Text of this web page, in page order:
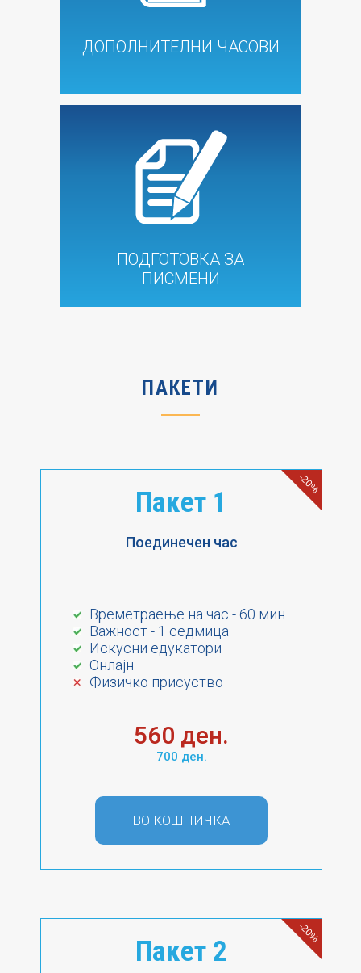
ДОПОЛНИТЕЛНИ ЧАСОВИ
ПОДГОТОВКА ЗА
ПИСМЕНИ
ПАКЕТИ
-20%
Пакет 1
Поединечен час
Времетраење на час - 60 мин
Важност - 1 седмица
Искусни едукатори
Онлајн
Физичко присуство
560 ден.
700 ден.
ВО КОШНИЧКА
-20%
Пакет 2